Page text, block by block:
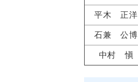
平木 正洋
石兼 公博
中村 愼